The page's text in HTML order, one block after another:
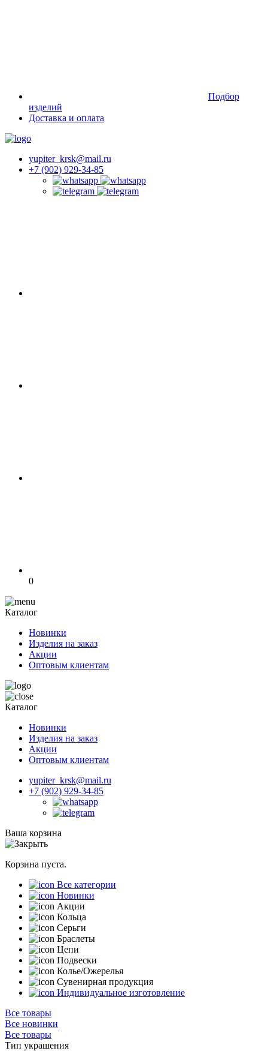
Подбор
изделий
Доставка и оплата
yupiter_krsk@mail.ru
+7 (902) 929-34-85
0
Каталог
Новинки
Изделия на заказ
Акции
Оптовым клиентам
Каталог
Новинки
Изделия на заказ
Акции
Оптовым клиентам
yupiter_krsk@mail.ru
+7 (902) 929-34-85
Ваша корзина
Корзина пуста.
Все категории
Новинки
Акции
Кольца
Серьги
Браслеты
Цепи
Подвески
Колье/Ожерелья
Сувенирная продукция
Индивидуальное изготовление
Все товары
Все новинки
Все товары
Тип украшения